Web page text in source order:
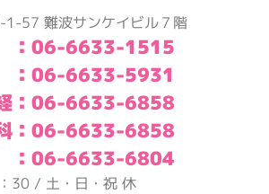
1-57 難波サンケイビル７階
06-6633-1515
06-6633-5931
：06-6633-6858
：06-6633-6858
06-6633-6804
30 / 土・日・祝 休